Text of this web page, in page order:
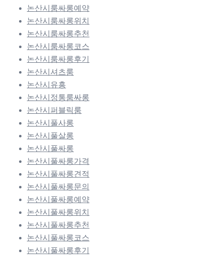
논산시룸싸롱예약
논산시룸싸롱위치
논산시룸싸롱추천
논산시룸싸롱코스
논산시룸싸롱후기
논산시셔츠룸
논산시유흥
논산시정통룸싸롱
논산시퍼블릭룸
논산시풀사롱
논산시풀살롱
논산시풀싸롱
논산시풀싸롱가격
논산시풀싸롱견적
논산시풀싸롱문의
논산시풀싸롱예약
논산시풀싸롱위치
논산시풀싸롱추천
논산시풀싸롱코스
논산시풀싸롱후기